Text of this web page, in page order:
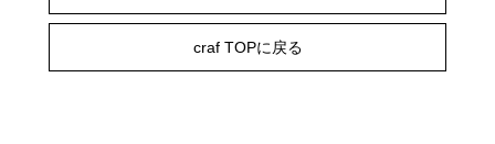
craf TOPに戻る